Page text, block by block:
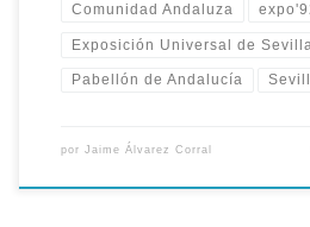
Comunidad Andaluza
Exposición Universal de
Pabellón de Andalucía
por Jaime Álvarez Corral